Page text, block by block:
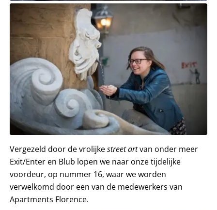
Vergezeld door de vrolijkestreet artvan onder meer
Exit/Enter en Blub lopen we naar onze tijdelijke
voordeur, op nummer 16, waar we worden
verwelkomd door een van de medewerkers van
Apartments Florence.